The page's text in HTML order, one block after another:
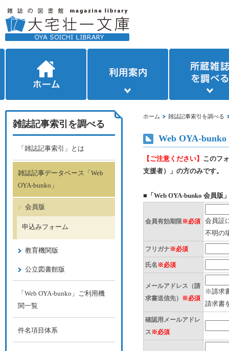
ホーム 雑誌記事索引を調べる
Web OYA-
【ご注意ください】 このフ
支援者）」の方のみです。
■「Web OYA-bunko 会員版
会員有効期限※必須
会員証
不明の
個人賛助会員の会員番号●
桁を入力してください。
不明の場合は「不明」と入
個人賛助会員の会員番号●
桁を入力してください。
不明の場合は「不明」と入
フリガナ※必須
氏名※必須
メールアドレス（請
求書送信先） ※必須
※請求
請求書
確認用メールアドレ
ス※必須
雑誌記事索引を調べる
「雑誌記事索引」とは
雑誌記事データベース「Web
OYA-bunko」
会員版
申込みフォーム
教育機関版
公立図書館版
「Web OYA-bunko」ご利用機
関一覧
件名項目体系